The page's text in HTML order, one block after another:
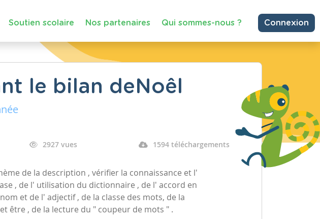
Soutien scolaire Nos partenaires Qui sommes-nous ? Connexion
le bilan deNoêl
2927 vues 1594 téléchargements
de la description , vérifier la connaissance et l'
, de l' utilisation du dictionnaire , de l' accord en
et de l' adjectif , de la classe des mots, de la
être , de la lecture du " coupeur de mots " .